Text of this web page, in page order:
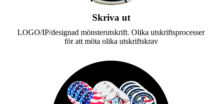
Skriva ut
LOGO/IP/designad mönsterutskrift. Olika utskriftsprocesser
för att möta olika utskriftskrav